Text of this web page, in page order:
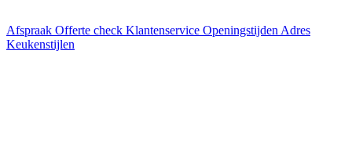
Afspraak Offerte check Klantenservice Openingstijden Adres
Keukenstijlen